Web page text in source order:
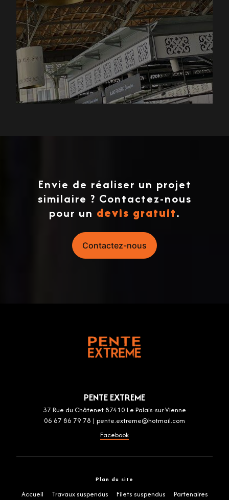
Envie de réaliser un projet
similaire ? Contactez-nous
pour un devis gratuit.
Contactez-nous
PENTE EXTREME
37 Rue du Châtenet 87410 Le Palais-sur-Vienne
06 67 86 79 78 | pente.extreme@hotmail.com
Facebook
Plan du site
Accueil Travaux suspendus Filets suspendus Partenaires